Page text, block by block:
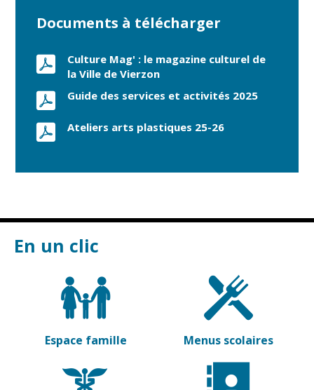
Environnement
Propreté et
déchets
Espaces verts
Réglementation
Transports
Tranquillité
Renouvellement
urbain
Travaux
Refuge canin
Marchés
Urbanisme et
logement
Assises de la
Conseils de
Conseil
municipal
d'enfants
Documents à télécharger
Culture Mag' : le magazine culturel de
la Ville de Vierzon
Guide des services et activités 2025
Ateliers arts plastiques 25-26
En un clic
Espace famille Menus scolaires